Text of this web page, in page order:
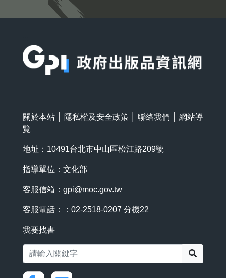
關於本站 隱私權及安全政策 聯絡我們
網站導
覽
地址：10491台北市中山區松江路209號
指導單位：文化部
客服信箱： gpi@moc.gov.tw
客服電話：：02-2518-0207 分機22
我要找書